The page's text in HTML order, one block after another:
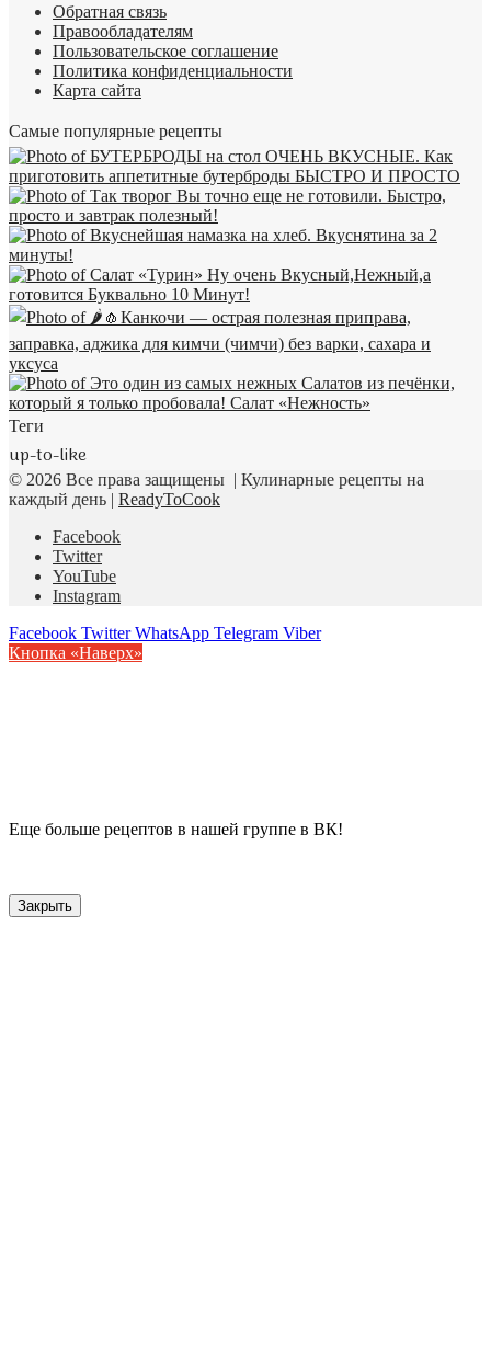
Обратная связь
Правообладателям
Пользовательское соглашение
Политика конфиденциальности
Карта сайта
Самые популярные рецепты
Теги
up-to-like
© 2026 Все права защищены | Кулинарные рецепты на
каждый день | ReadyToCook
Facebook
Twitter
YouTube
Instagram
Facebook Twitter WhatsApp Telegram Viber
Кнопка «Наверх»
Еще больше рецептов в нашей группе в ВК!
Закрыть